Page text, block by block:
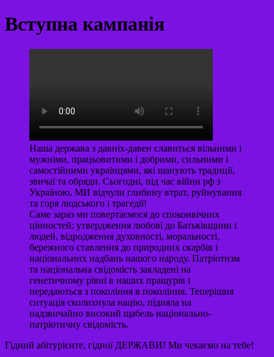
Вступна кампанія
Наша держава з давніх-давен славиться вільними і
мужніми, працьовитими і добрими, сильними і
самостійними українцями, які шанують традиції,
звичаї та обряди. Сьогодні, під час війни рф з
Україною, МИ відчули глибину втрат, руйнування
та горя людського і трагедії!
Саме зараз ми повертаємося до споконвічних
цінностей: утвердження любові до Батьківщини і
людей, відродження духовності, моральності,
бережного ставлення до природних скарбів і
національних надбань нашого народу. Патріотизм
та національна свідомість закладені на
генетичному рівні в наших пращурів і
передаються з покоління в покоління. Теперішня
ситуація сколихнула націю, підняла на
надзвичайно високий щабель національно-
патріотичну свідомість.
Гідний абітурієнте, гідної ДЕРЖАВИ! Ми чекаємо на тебе!